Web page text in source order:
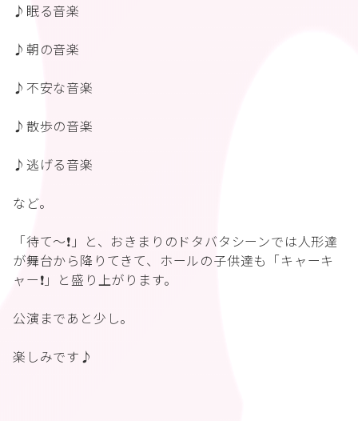
♪眠る音楽
♪朝の音楽
♪不安な音楽
♪散歩の音楽
♪逃げる音楽
など。
「待て〜❗️」と、おきまりのドタバタシーンでは人形達
が舞台から降りてきて、ホールの子供達も「キャーキ
ャー❗️」と盛り上がります。
公演まであと少し。
楽しみです♪